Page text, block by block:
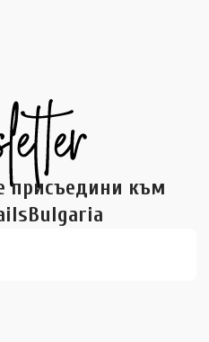
присъедини към